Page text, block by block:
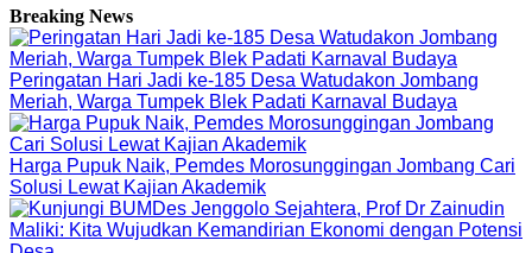
Breaking News
Peringatan Hari Jadi ke-185 Desa Watudakon Jombang
Meriah, Warga Tumpek Blek Padati Karnaval Budaya
Harga Pupuk Naik, Pemdes Morosunggingan Jombang Cari
Solusi Lewat Kajian Akademik